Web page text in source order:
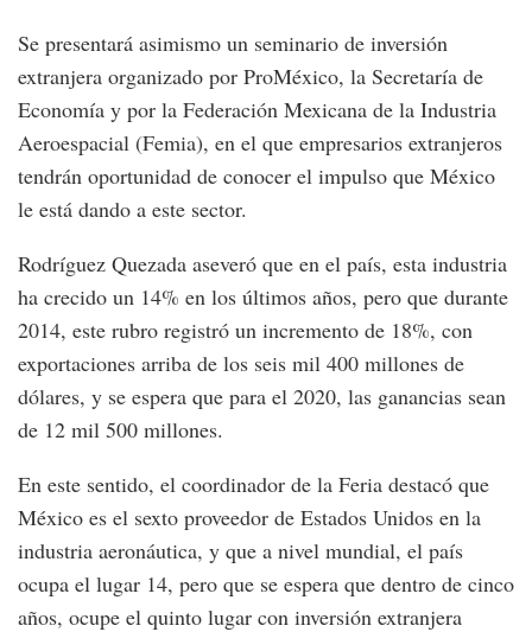
Se presentará asimismo un seminario de inversión
extranjera organizado por ProMéxico, la Secretaría de
Economía y por la Federación Mexicana de la Industria
Aeroespacial (Femia), en el que empresarios extranjeros
tendrán oportunidad de conocer el impulso que México
le está dando a este sector.
Rodríguez Quezada aseveró que en el país, esta industria
ha crecido un 14% en los últimos años, pero que durante
2014, este rubro registró un incremento de 18%, con
exportaciones arriba de los seis mil 400 millones de
dólares, y se espera que para el 2020, las ganancias sean
de 12 mil 500 millones.
En este sentido, el coordinador de la Feria destacó que
México es el sexto proveedor de Estados Unidos en la
industria aeronáutica, y que a nivel mundial, el país
ocupa el lugar 14, pero que se espera que dentro de cinco
años, ocupe el quinto lugar con inversión extranjera